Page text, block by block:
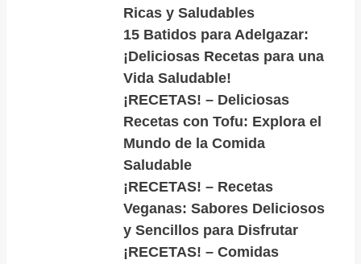
Ricas y Saludables
15 Batidos para Adelgazar:
¡Deliciosas Recetas para una
Vida Saludable!
¡RECETAS! – Deliciosas
Recetas con Tofu: Explora el
Mundo de la Comida
Saludable
¡RECETAS! – Recetas
Veganas: Sabores Deliciosos
y Sencillos para Disfrutar
¡RECETAS! – Comidas